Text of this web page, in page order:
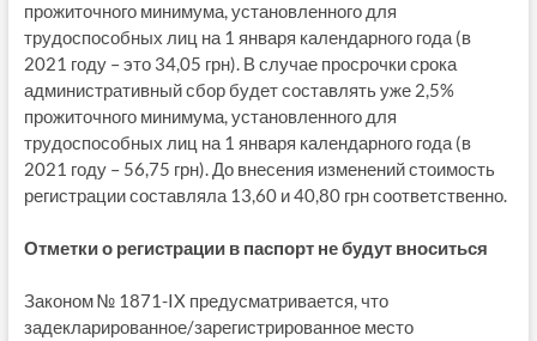
прожиточного минимума, установленного для
трудоспособных лиц на 1 января календарного года (в
2021 году – это 34,05 грн). В случае просрочки срока
административный сбор будет составлять уже 2,5%
прожиточного минимума, установленного для
трудоспособных лиц на 1 января календарного года (в
2021 году – 56,75 грн). До внесения изменений стоимость
регистрации составляла 13,60 и 40,80 грн соответственно.
Отметки о регистрации в паспорт не будут вноситься
Законом № 1871-IX предусматривается, что
задекларированное/зарегистрированное место